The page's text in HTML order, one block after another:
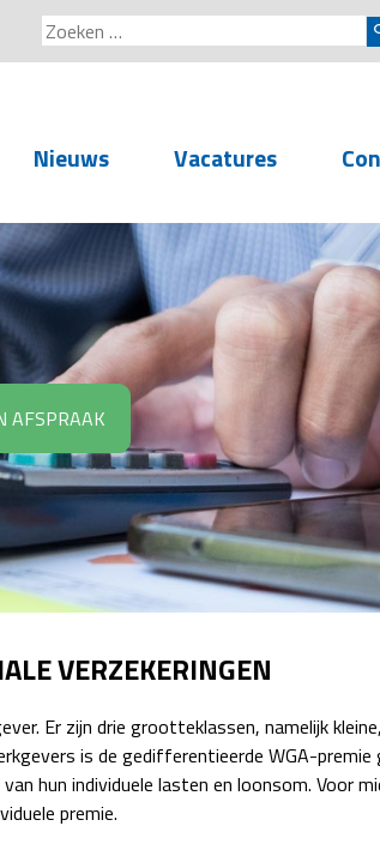
Zoeken
naar:
Nieuws Vacatures
AFSPRAAK
VERZEKERINGEN
Er zijn drie grootteklassen, namelijk
is de gedifferentieerde WGA-premie
hun individuele lasten en loonsom. Voor
premie.